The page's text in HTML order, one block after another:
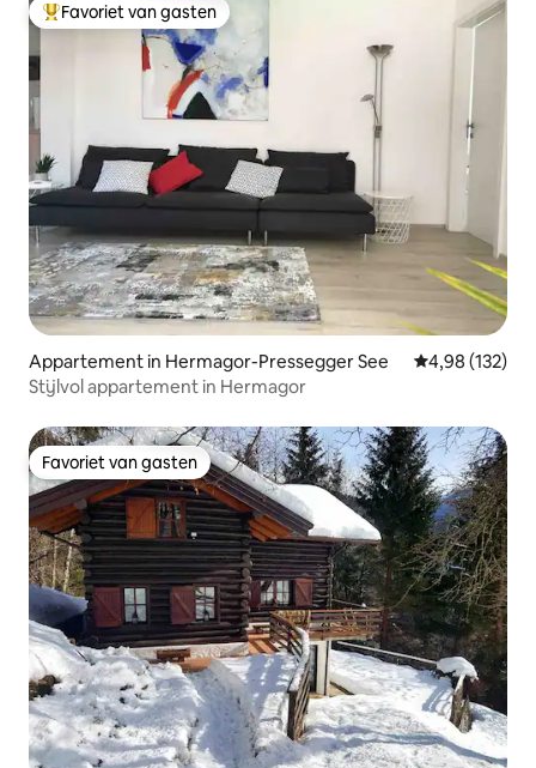
Topfavoriet van gasten
Favoriet van gasten
Appartement in Hermagor-Pressegger See Gemiddelde
4,98 (132)
Stijlvol appartement in Hermagor
Favoriet van gasten
Favoriet van gasten